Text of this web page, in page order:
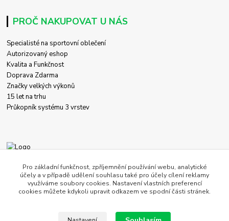
PROČ NAKUPOVAT U NÁS
Specialisté na sportovní oblečení
Autorizovaný eshop
Kvalita a Funkčnost
Doprava Zdarma
Značky velkých výkonů
15 let na trhu
Průkopník systému 3 vrstev
+420 774 458 618
obchod@c-store.cz
Pro základní funkčnost, zpříjemnění používání webu, analytické
účely a v případě udělení souhlasu také pro účely cílení reklamy
využíváme soubory cookies. Nastavení vlastních preferencí
cookies můžete kdykoli upravit odkazem ve spodní části stránek.